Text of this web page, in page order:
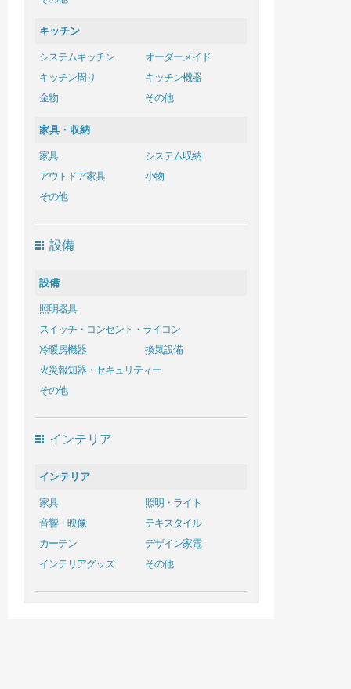
キッチン
システムキッチン
オーダーメイド
キッチン周り
キッチン機器
金物
その他
家具・収納
家具
システム収納
アウトドア家具
小物
その他
設備
設備
照明器具
スイッチ・コンセント・ライコン
冷暖房機器
換気設備
火災報知器・セキュリティー
その他
インテリア
インテリア
家具
照明・ライト
音響・映像
テキスタイル
カーテン
デザイン家電
インテリアグッズ
その他